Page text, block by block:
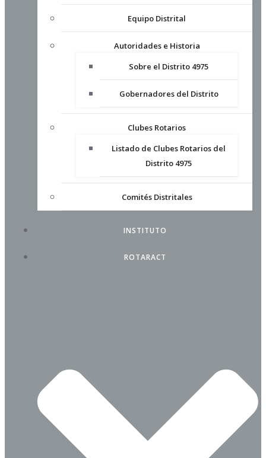
Equipo Distrital
Autoridades e Historia
Sobre el Distrito 4975
Gobernadores del Distrito
Clubes Rotarios
Listado de Clubes Rotarios del
Distrito 4975
Comités Distritales
INSTITUTO
ROTARACT